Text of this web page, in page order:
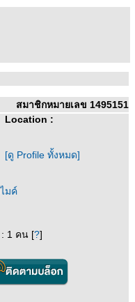
สมาชิกหมายเลข 1495151
Location :
[ดู Profile ทั้งหมด]
มค์
1 คน [?]